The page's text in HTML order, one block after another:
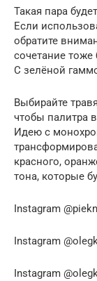
Такая пара
Если
обратите
сочетание
С зелёной
Выбирайте
чтобы палитра
Идею с
красного,
тона, которые
Instagram
Instagram
Instagram